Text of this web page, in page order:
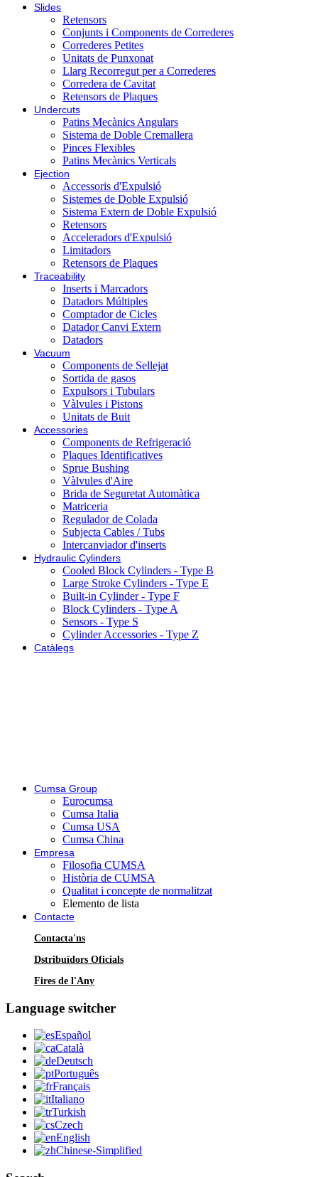
Slides
Retensors
Conjunts i Components de Correderes
Correderes Petites
Unitats de Punxonat
Llarg Recorregut per a Correderes
Corredera de Cavitat
Retensors de Plaques
Undercuts
Patins Mecànics Angulars
Sistema de Doble Cremallera
Pinces Flexibles
Patins Mecànics Verticals
Ejection
Accessoris d'Expulsió
Sistemes de Doble Expulsió
Sistema Extern de Doble Expulsió
Retensors
Acceleradors d'Expulsió
Limitadors
Retensors de Plaques
Traceability
Inserts i Marcadors
Datadors Múltiples
Comptador de Cicles
Datador Canvi Extern
Datadors
Vacuum
Components de Sellejat
Sortida de gasos
Expulsors i Tubulars
Vàlvules i Pistons
Unitats de Buit
Accessories
Components de Refrigeració
Plaques Identificatives
Sprue Bushing
Vàlvules d'Aire
Brida de Seguretat Automàtica
Matriceria
Regulador de Colada
Subjecta Cables / Tubs
Intercanviador d'inserts
Hydraulic Cylinders
Cooled Block Cylinders - Type B
Large Stroke Cylinders - Type E
Built-in Cylinder - Type F
Block Cylinders - Type A
Sensors - Type S
Cylinder Accessories - Type Z
Catàlegs
Cumsa Group
Eurocumsa
Cumsa Italia
Cumsa USA
Cumsa China
Empresa
Filosofia CUMSA
Història de CUMSA
Qualitat i concepte de normalitzat
Elemento de lista
Contacte
Contacta'ns
Dstribuïdors Oficials
Fires de l'Any
Language switcher
Español
Català
Deutsch
Português
Français
Italiano
Turkish
Czech
English
Chinese-Simplified